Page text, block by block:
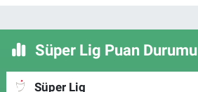
Süper Lig Puan Durumu
Süper Lig